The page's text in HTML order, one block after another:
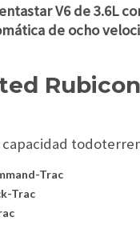
V6 de 3.6L
de ocho
Trac
Trac